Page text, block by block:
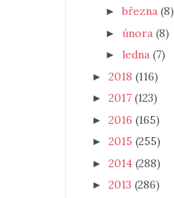
► března (8)
► února (8)
► ledna (7)
► 2018 (116)
► 2017 (123)
► 2016 (165)
► 2015 (255)
► 2014 (288)
► 2013 (286)